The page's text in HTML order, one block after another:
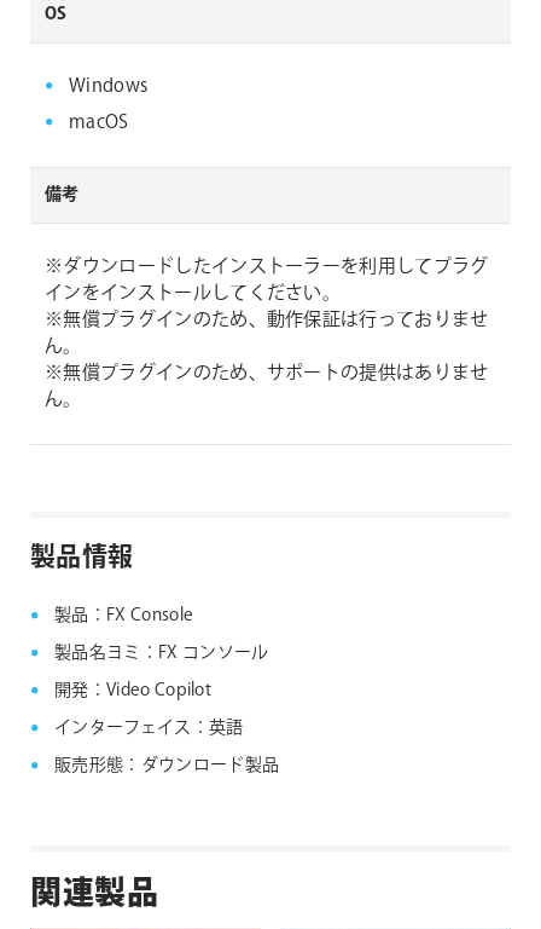
OS
Windows
macOS
備考
※ダウンロードしたインストーラーを利用してプラグ
インをインストールしてください。
※無償プラグインのため、動作保証は行っておりませ
ん。
※無償プラグインのため、サポートの提供はありませ
ん。
製品情報
製品：FX Console
製品名ヨミ：FX コンソール
開発：Video Copilot
インターフェイス：英語
販売形態：ダウンロード製品
関連製品